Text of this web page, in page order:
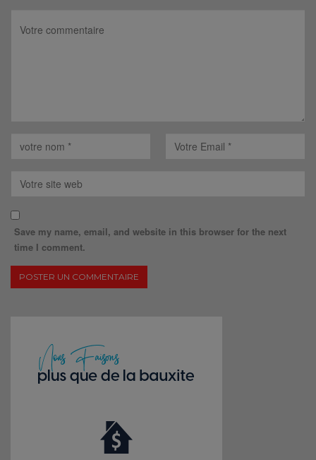
Save my name, email, and website in this browser for the next
time I comment.